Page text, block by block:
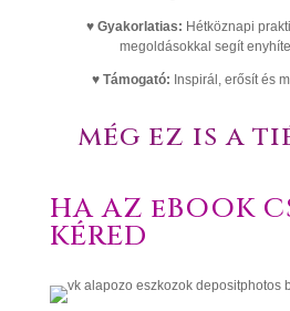
♥ Gyakorlatias: Hétköznapi
megoldásokkal segít
♥ Támogató: Inspirál, erősít és
még ez is a
HA AZ eBOOK
KÉRED